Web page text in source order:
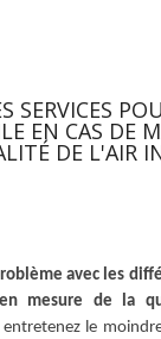
SERVICES
EN CAS DE
DE L'AIR
avec les
mesure de la
le